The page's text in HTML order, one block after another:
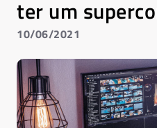
ter um
10/06/2021